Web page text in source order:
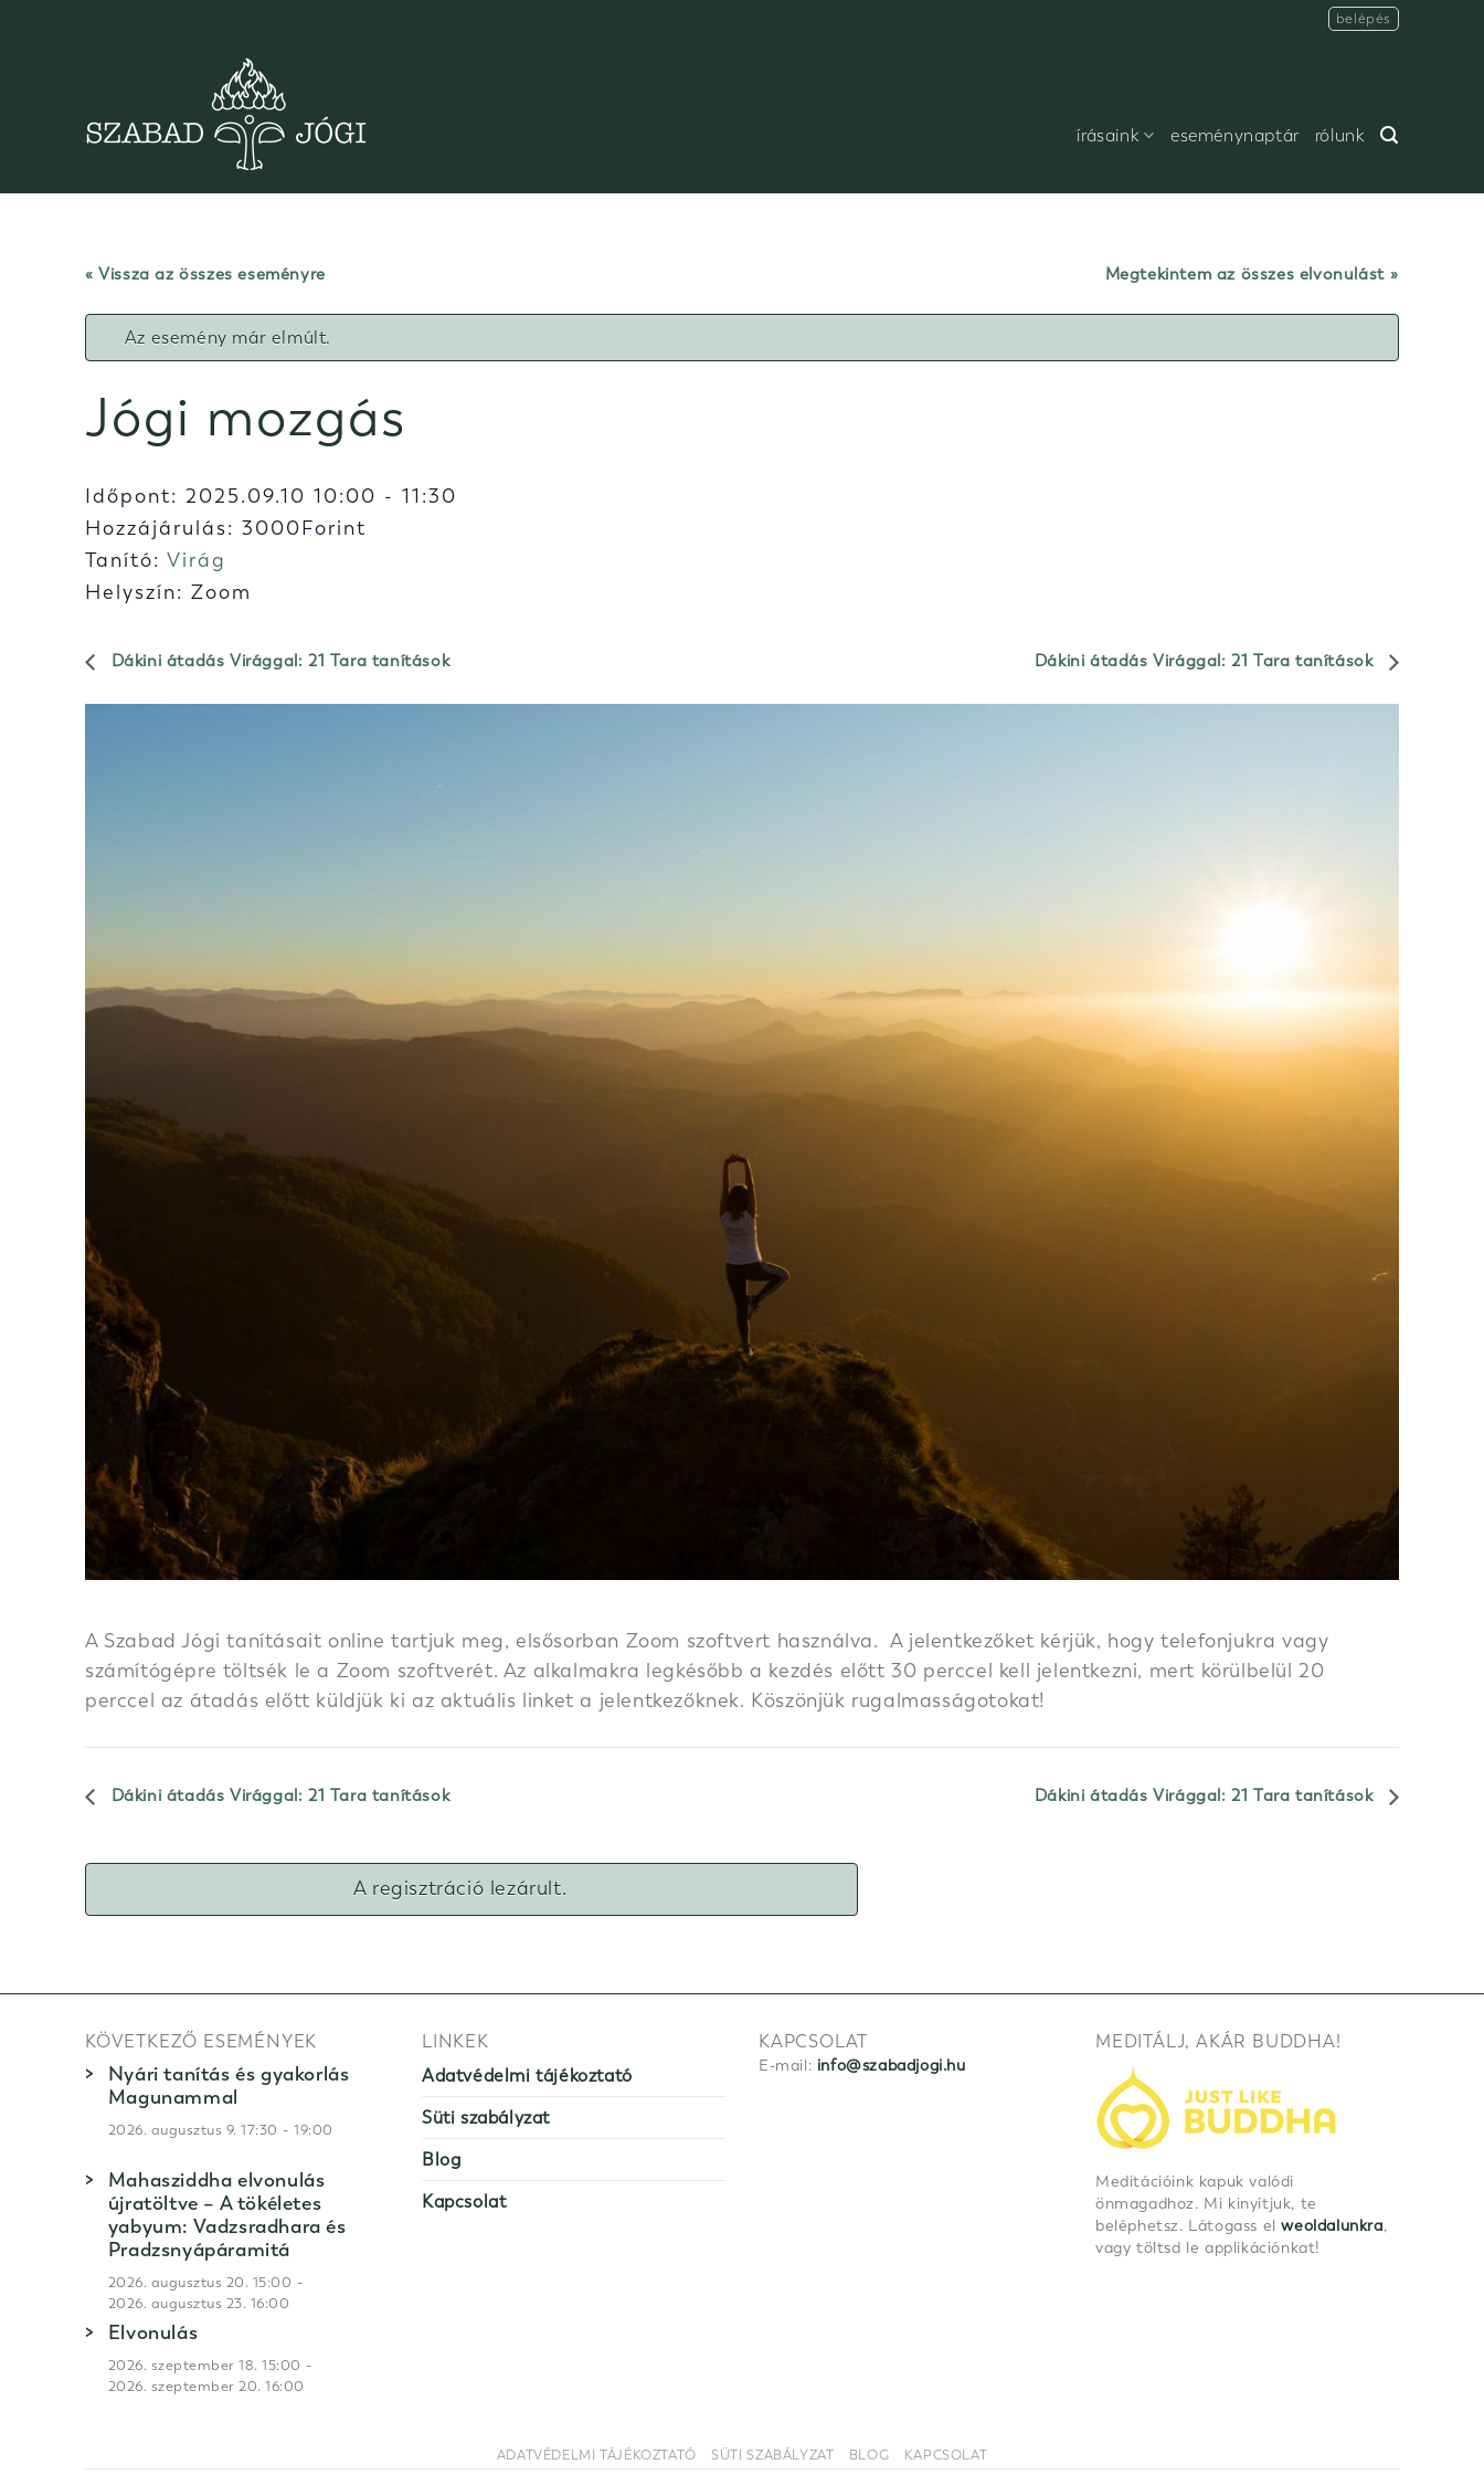
belépés
írásaink eseménynaptár rólunk
« Vissza az összes eseményre Megtekintem az összes elvonulást
Az esemény már elmúlt.
Jógi mozgás
Időpont: 2025.09.10 10:00 - 11:30
Hozzájárulás: 3000Forint
Tanító: Virág
Helyszín: Zoom
Dákini átadás Virággal: 21 Tara tanítások Dákini átadás Virággal: 21 Tara tanítások
A Szabad Jógi tanításait online tartjuk meg, elsősorban Zoom szoftvert használva. A jelentkezőket kérjük, hogy telefonjukra vagy
számítógépre töltsék le a Zoom szoftverét. Az alkalmakra legkésőbb a kezdés előtt 30 perccel kell jelentkezni, mert körülbelül 20
perccel az átadás előtt küldjük ki az aktuális linket a jelentkezőknek. Köszönjük rugalmasságotokat!
Dákini átadás Virággal: 21 Tara tanítások Dákini átadás Virággal: 21 Tara tanítások
A regisztráció lezárult.
KÖVETKEZŐ ESEMÉNYEK
Nyári tanítás és gyakorlás
Magunammal
2026. augusztus 9. 17:30 -19:00
Mahasziddha elvonulás
újratöltve – A tökéletes
yabyum: Vadzsradhara és
Pradzsnyápáramitá
2026. augusztus 20. 15:00 -
2026. augusztus 23. 16:00
Elvonulás
2026. szeptember 18. 15:00 -
2026. szeptember 20. 16:00
LINKEK
Adatvédelmi tájékoztató
Süti szabályzat
Blog
Kapcsolat
KAPCSOLAT
E-mail: info@szabadjogi.hu
MEDITÁLJ, AKÁR BUDDHA!
Meditációink kapuk valódi
önmagadhoz. Mi kinyitjuk, te
beléphetsz. Látogass elweoldalunkra,
vagy töltsd le applikációnkat!
ADATVÉDELMI TÁJÉKOZTATÓ SÜTI SZABÁLYZAT BLOG KAPCSOLAT